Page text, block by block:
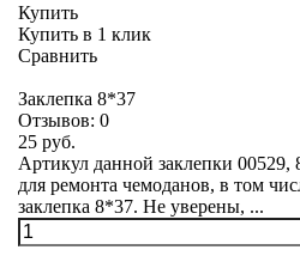
Купить
Купить в 1 клик
Сравнить
Заклепка 8*37
Отзывов: 0
25 руб.
Артикул данной заклепки 00529,
для ремонта чемоданов, в том
заклепка 8*37. Не уверены, ...